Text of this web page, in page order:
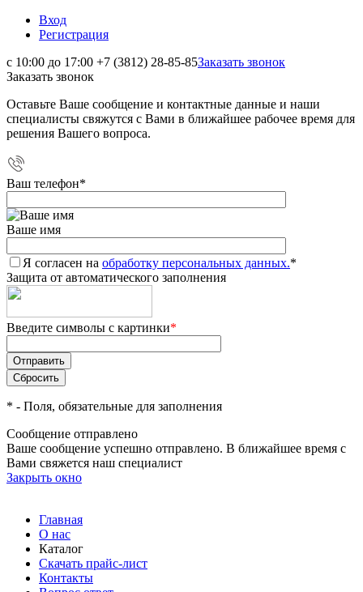
Вход
Регистрация
с 10:00 до 17:00 +7 (3812) 28-85-85Заказать звонок
Заказать звонок
Оставьте Ваше сообщение и контактные данные и наши
специалисты свяжутся с Вами в ближайшее рабочее время для
решения Вашего вопроса.
Ваш телефон*
Ваше имя
Я согласен на обработку персональных данных.*
Защита от автоматического заполнения
Введите символы с картинки*
* - Поля, обязательные для заполнения
Сообщение отправлено
Ваше сообщение успешно отправлено. В ближайшее время с
Вами свяжется наш специалист
Закрыть окно
Главная
О нас
Каталог
Скачать прайс-лист
Контакты